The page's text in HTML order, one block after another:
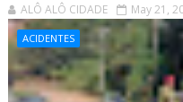
ALÔ ALÔ CIDADE May 21,
ACIDENTES